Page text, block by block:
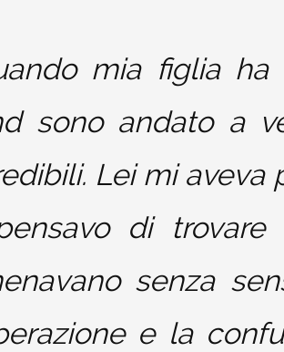
mia figlia
sono andato a
Lei mi aveva
di trovare
senza
e la